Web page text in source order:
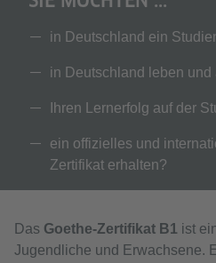
in Deutschland ein
in Deutschland leben und
Ihren Lernerfolg auf der
ein offizielles und
Zertifikat erhalten?
Das Goethe-Zertifikat B1 ist
Jugendliche und Erwachsene.